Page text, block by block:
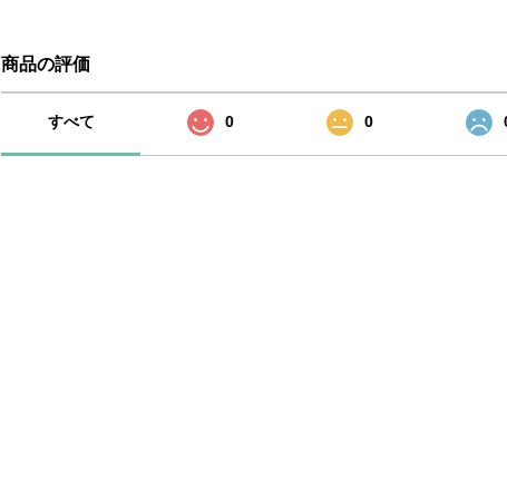
商品の評価
すべて 0 0